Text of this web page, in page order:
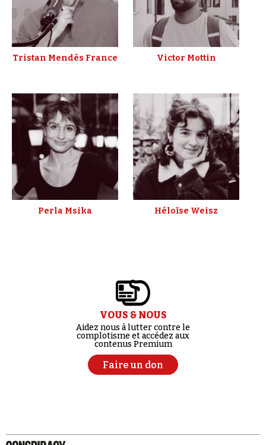
Tristan Mendès France Victor Mottin
Perla Msika Héloïse Weisz
VOUS & NOUS
Aidez nous à lutter contre le
complotisme et accédez aux
contenus Premium
Faire un don